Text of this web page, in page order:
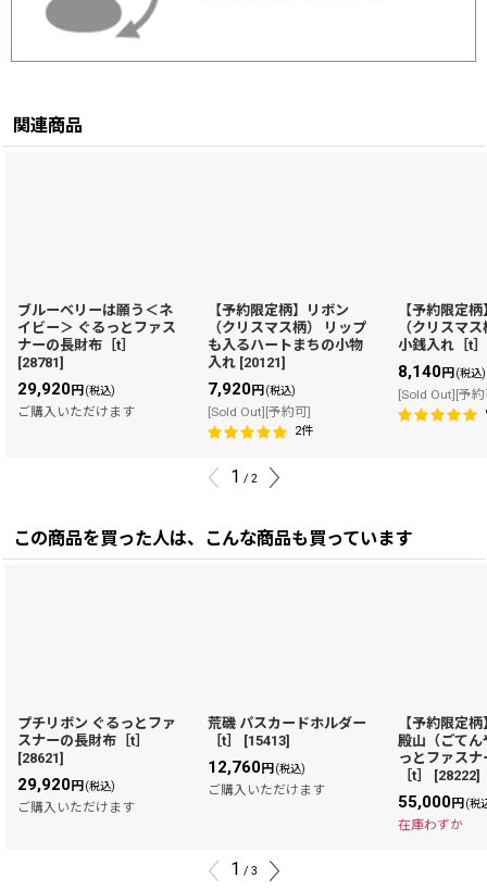
関連商品
ブルーベリーは願う＜ネ
イビー＞ ぐるっとファス
ナーの長財布［t］
[28781]
29,920円(税込)
ご購入いただけます
【予約限定柄】リボン
（クリスマス柄） リップ
も入るハートまちの小物
入れ [20121]
7,920円(税込)
[Sold Out][予約可]
2件
【予約限定
（クリスマ
小銭入れ［t］
8,140円(税込)
[Sold Out][予
1 / 2
この商品を買った人は、こんな商品も買っています
プチリボン ぐるっとファ
スナーの長財布［t］
[28621]
29,920円 (税込)
ご購入いただけます
荒磯 パスカードホルダー
［t］
[15413]
12,760円 (税込)
ご購入いただけます
【予約限定
殿山（ごてん
っとファス
［t］
[28222]
55,000円 (税
在庫わずか
1 / 3